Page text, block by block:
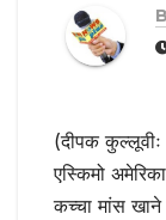
(दीपक
एस्किमो
कच्चा मांस खाने